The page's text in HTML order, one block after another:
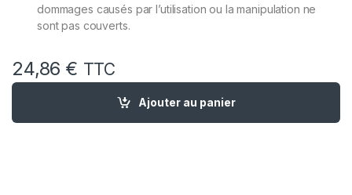
dommages causés par l’utilisation ou la manipulation ne
sont pas couverts.
24,86 € TTC
quantité de Ecran LCD Remplacement pour Huawei pour Y5
Ajouter au panier